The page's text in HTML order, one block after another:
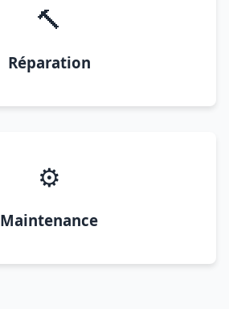
🔨
Réparation
⚙️
Maintenance